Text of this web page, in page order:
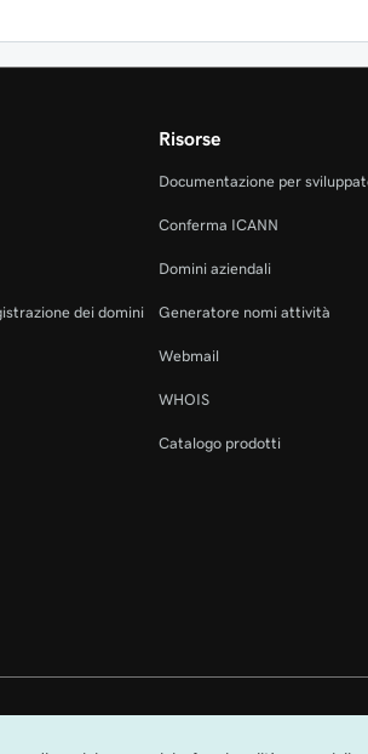
dei domini
Risorse
Documentazione per
Conferma ICANN
Domini aziendali
Generatore nomi attività
Webmail
WHOIS
Catalogo prodotti
GoDaddy è un marchio di fabbrica registrato di